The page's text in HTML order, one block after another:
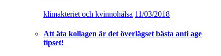
klimakteriet och kvinnohälsa 11/03/2018
Att äta kollagen är det överlägset bästa anti age
tipset!